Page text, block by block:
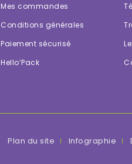
Mes commandes
Conditions générales
Paiement sécurisé
Hello’Pack
Plan du site Infographie